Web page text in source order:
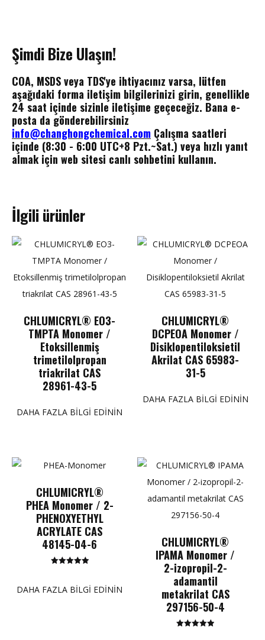
Şimdi Bize Ulaşın!
COA, MSDS veya TDS'ye ihtiyacınız varsa, lütfen
aşağıdaki forma iletişim bilgilerinizi girin, genellikle
24 saat içinde sizinle iletişime geçeceğiz. Bana e-
posta da gönderebilirsiniz
info@changhongchemical.com Çalışma saatleri
içinde (8:30 - 6:00 UTC+8 Pzt.~Sat.) veya hızlı yanıt
almak için web sitesi canlı sohbetini kullanın.
İlgili ürünler
CHLUMICRYL® EO3-
TMPTA Monomer /
Etoksillenmiş
trimetilolpropan
triakrilat CAS
28961-43-5
DAHA FAZLA BILGI EDININ
CHLUMICRYL®
DCPEOA Monomer /
Disiklopentiloksietil
Akrilat CAS 65983-
31-5
DAHA FAZLA BILGI EDININ
CHLUMICRYL®
PHEA Monomer / 2-
PHENOXYETHYL
ACRYLATE CAS
48145-04-6
puan
DAHA FAZLA BILGI EDININ
CHLUMICRYL®
IPAMA Monomer /
2-izopropil-2-
adamantil
metakrilat CAS
297156-50-4